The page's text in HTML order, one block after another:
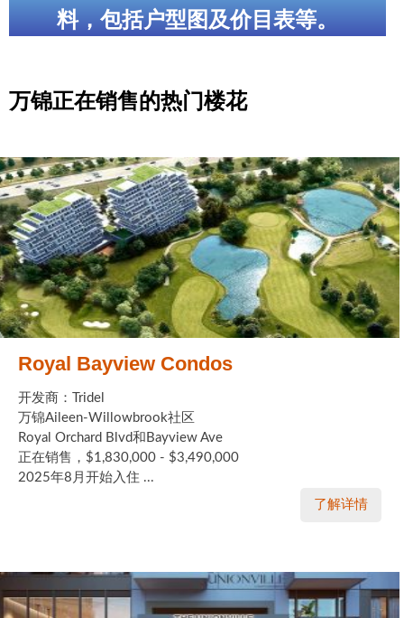
料，包括户型图及价目表等。
万锦正在销售的热门楼花
Royal Bayview Condos
开发商：Tridel
万锦Aileen-Willowbrook社区
Royal Orchard Blvd和Bayview Ave
正在销售，$1,830,000 - $3,490,000
2025年8月开始入住 ...
了解详情